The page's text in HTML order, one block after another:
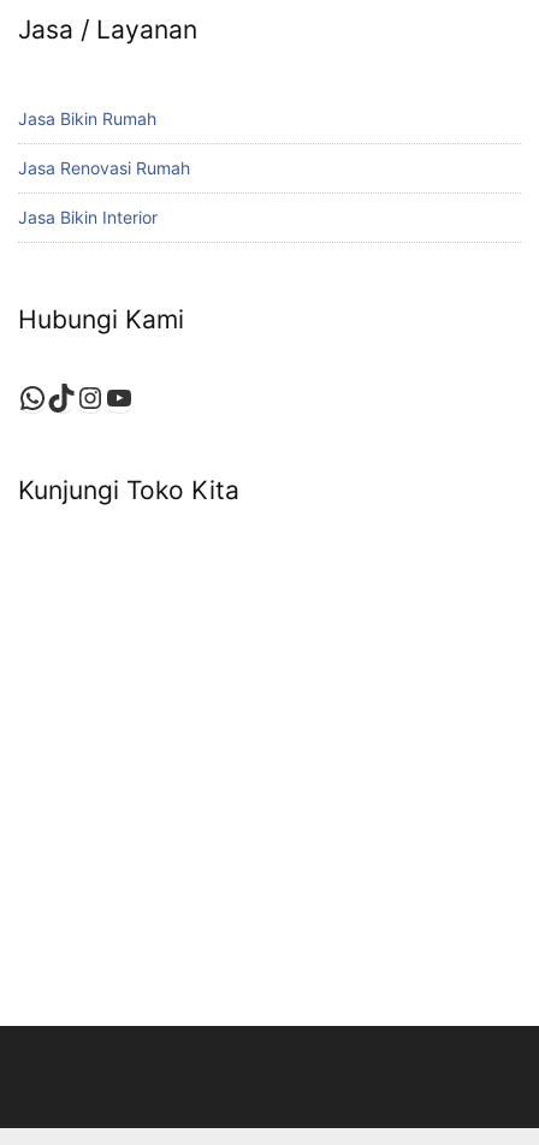
Jasa / Layanan
Jasa Bikin Rumah
Jasa Renovasi Rumah
Jasa Bikin Interior
Hubungi Kami
WhatsApp
TikTok
Instagram
YouTube
Kunjungi Toko Kita